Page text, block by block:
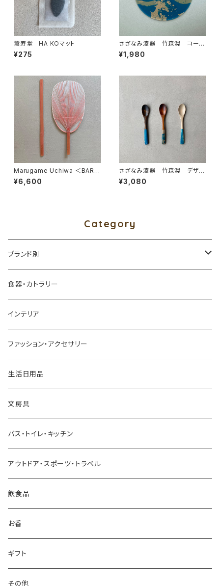
薫寿堂 HA KOマット
¥275
さざなみ漆器 竹森滉 コース
ター
¥1,980
Marugame Uchiwa ＜BAR
＞ 赤
¥6,600
さざなみ漆器 竹森滉 デザー
トスプーン
¥3,080
Category
ブランド別
アイダシュン ／ by age 18 オリジナル
四十沢木材工芸
アッシュコンセプト
近江和ろうそく大與／DAIYO
Oowets
KIKIME
コロリドー
THE
THE NODOKA
さざなみ漆器
sugata
食器・カトラリー
インテリア
ファッション・アクセサリー
生活日用品
文房具
バス・トイレ・キッチン
アウトドア・スポーツ・トラベル
飲食品
お香
ギフト
その他